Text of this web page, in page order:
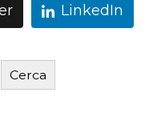
LinkedIn
Cerca